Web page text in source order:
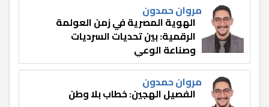
مروان حمدون
الهوية المصرية في زمن العولمة
الرقمية: بين تحديات السرديات
وصناعة الوعي
مروان حمدون
الفصيل الهجين: خطاب بلا وطن